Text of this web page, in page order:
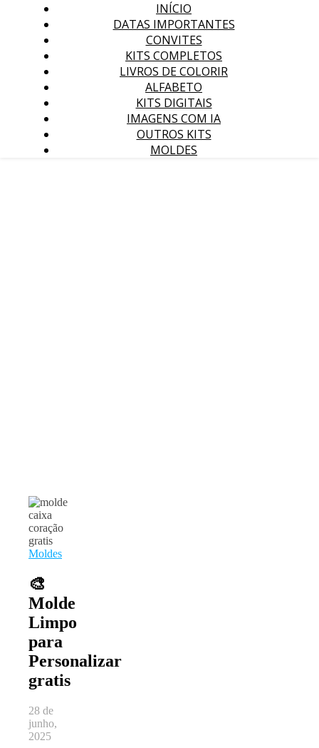
INÍCIO
DATAS IMPORTANTES
CONVITES
KITS COMPLETOS
LIVROS DE COLORIR
ALFABETO
KITS DIGITAIS
IMAGENS COM IA
OUTROS KITS
MOLDES
Moldes
🎨
Molde
Limpo
para
Personalizar
gratis
28 de
junho,
2025